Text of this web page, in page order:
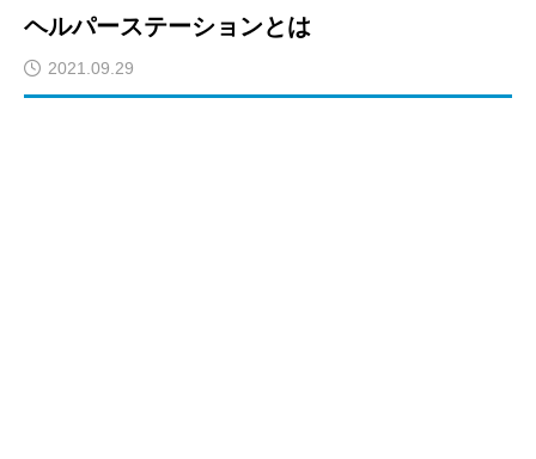
ヘルパーステーションとは
2021.09.29